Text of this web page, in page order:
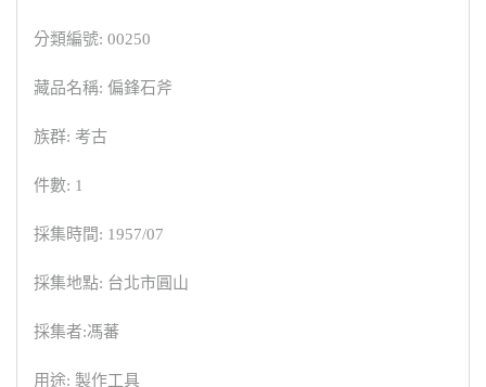
分類編號: 00250
藏品名稱: 偏鋒石斧
族群: 考古
件數: 1
採集時間: 1957/07
採集地點: 台北市圓山
採集者:馮蕃
用途: 製作工具